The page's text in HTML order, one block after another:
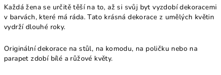
Každá žena se určitě těší na to, až si svůj byt vyzdobí dekoracemi
v barvách, které má ráda. Tato krásná dekorace z umělých květin
vydrží dlouhé roky.
Originální dekorace na stůl, na komodu, na poličku nebo na
parapet zdobí bílé a růžové květy.